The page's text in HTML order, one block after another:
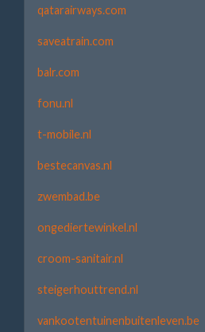
qatarairways.com
saveatrain.com
balr.com
fonu.nl
t-mobile.nl
bestecanvas.nl
zwembad.be
ongediertewinkel.nl
croom-sanitair.nl
steigerhouttrend.nl
vankootentuinenbuitenleven.be